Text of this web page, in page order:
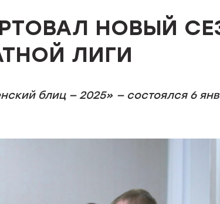
НОВЫЙ
ЛИГИ
блиц — 2025» — состоялся 6